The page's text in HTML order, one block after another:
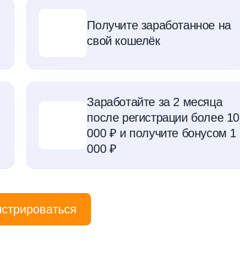
Получите заработанное на
свой кошелёк
Заработайте за 2 месяца
после регистрации более 10
000 ₽ и получите бонусом 1
000 ₽